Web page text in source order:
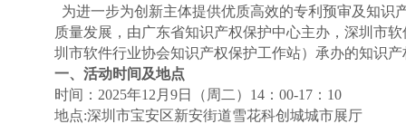
为进一步为创新主体提供优质高效的专利预审及知
质量发展，由广东省知识产权保护中心主办，深圳市
圳市软件行业协会知识产权保护工作站）承办的知识
一、活动时间及地点
时间： 2025年12月9日 （周 二 ） 14：00-17：10
地点:深圳市宝安区新安街道雪花科创城城市